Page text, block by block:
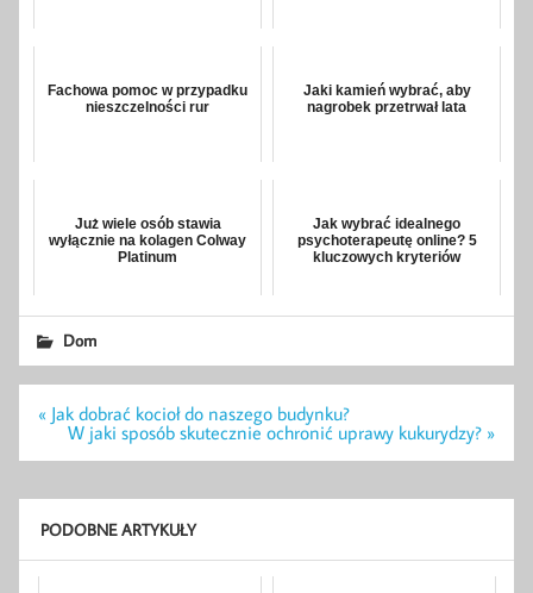
Fachowa pomoc w przypadku
nieszczelności rur
Jaki kamień wybrać, aby
nagrobek przetrwał lata
Już wiele osób stawia
wyłącznie na kolagen Colway
Platinum
Jak wybrać idealnego
psychoterapeutę online? 5
kluczowych kryteriów
Dom
Nawigacja
wpisu
« Jak dobrać kocioł do naszego budynku?
W jaki sposób skutecznie ochronić uprawy kukurydzy? »
PODOBNE ARTYKUŁY